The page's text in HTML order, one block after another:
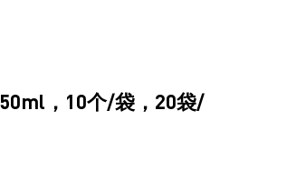
，10个/袋，20袋/